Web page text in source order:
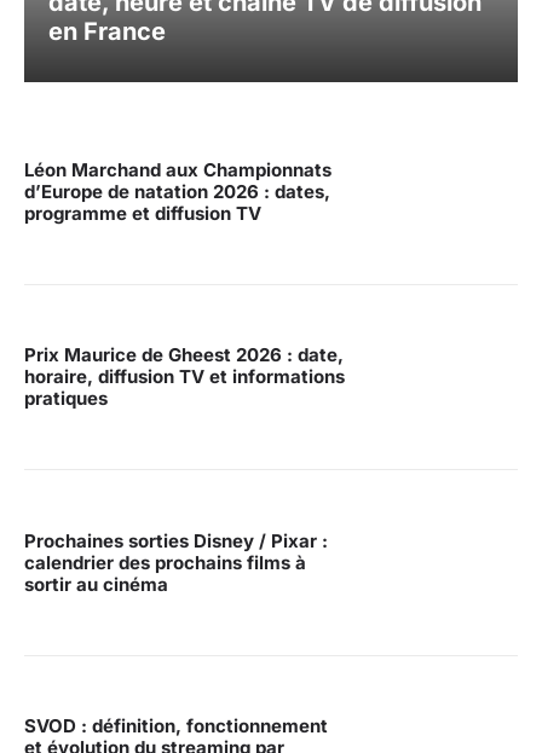
en France
Léon Marchand aux Championnats
d’Europe de natation 2026 : dates,
programme et diffusion TV
Prix Maurice de Gheest 2026 : date,
horaire, diffusion TV et informations
pratiques
Prochaines sorties Disney / Pixar :
calendrier des prochains films à
sortir au cinéma
SVOD : définition, fonctionnement
et évolution du streaming par